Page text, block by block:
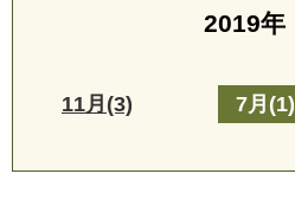
2019年
11月(3) 7月(1)